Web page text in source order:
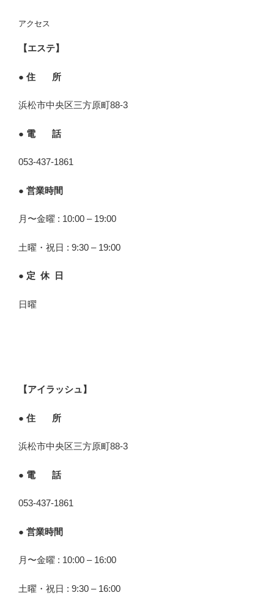
アクセス
【エステ】
● 住 所
浜松市中央区三方原町88-3
● 電 話
053-437-1861
● 営業時間
月〜金曜 : 10:00 – 19:00
土曜・祝日 : 9:30 – 19:00
● 定 休 日
日曜
【アイラッシュ】
● 住 所
浜松市中央区三方原町88-3
● 電 話
053-437-1861
● 営業時間
月〜金曜 : 10:00 – 16:00
土曜・祝日 : 9:30 – 16:00